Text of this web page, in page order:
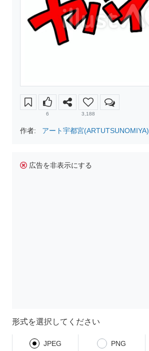
6 3,188
作者: アート宇都宮(ARTUTSUNOMIYA)
広告を非表示にする
形式を選択してください
JPEG PNG